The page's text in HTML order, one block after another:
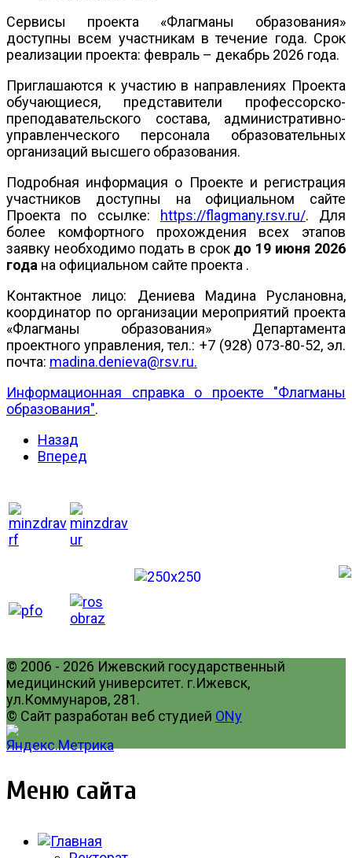
Сервисы проекта «Флагманы образования»
доступны всем участникам в течение года. Срок
реализации проекта: февраль – декабрь 2026 года.
Приглашаются к участию в направлениях Проекта
обучающиеся, представители профессорско-
преподавательского состава, административно-
управленческого персонала образовательных
организаций высшего образования.
Подробная информация о Проекте и регистрация
участников доступны на официальном сайте
Проекта по ссылке: https://flagmany.rsv.ru/. Для
более комфортного прохождения всех этапов
заявку необходимо подать в срок до 19 июня 2026
года на официальном сайте проекта .
Контактное лицо: Дениева Мадина Руслановна,
координатор по организации мероприятий проекта
«Флагманы образования» Департамента
проектного управления, тел.: +7 (928) 073-80-52, эл.
почта: madina.denieva@rsv.ru.
Информационная справка о проекте "Флагманы
образования".
Назад
Вперед
© 2006 - 2026 Ижевский государственный
медицинский университет. г.Ижевск,
ул.Коммунаров, 281.
© Сайт разработан веб студией ONy
Меню сайта